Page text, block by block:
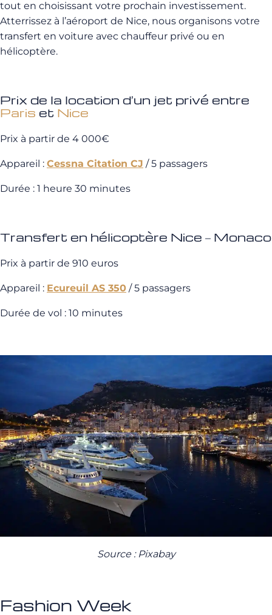
tout en choisissant votre prochain investissement.
Atterrissez à l’aéroport de Nice, nous organisons votre
transfert en voiture avec chauffeur privé ou en
hélicoptère.
Prix de la location d’un jet privé entre
Paris et Nice
Prix à partir de 4 000€
Appareil : Cessna Citation CJ / 5 passagers
Durée : 1 heure 30 minutes
Transfert en hélicoptère Nice – Monaco
Prix à partir de 910 euros
Appareil : Ecureuil AS 350 / 5 passagers
Durée de vol : 10 minutes
Source : Pixabay
Fashion Week